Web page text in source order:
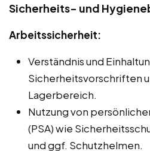
Sicherheits- und
Arbeitssicherheit:
Verständnis und
Sicherheitsvorschriften
Lagerbereich.
Nutzung von
(PSA) wie
und ggf. Schutzhelmen.